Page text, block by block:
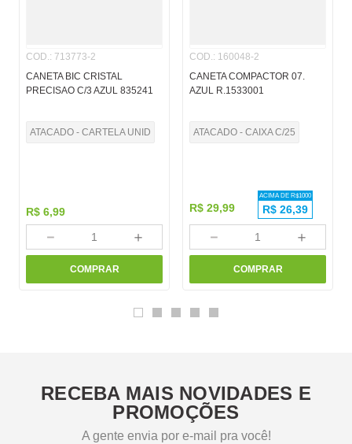
COD.: 713773-2
CANETA BIC CRISTAL
PRECISAO C/3 AZUL 835241
ATACADO - CARTELA UNID
R$ 6,99
＋
－
COMPRAR
COD.: 160048-2
CANETA COMPACTOR 07.
AZUL R.1533001
ATACADO - CAIXA C/25
R$ 29,99
ACIMA DE R$1000
R$ 26,39
＋
－
COMPRAR
RECEBA MAIS NOVIDADES E
PROMOÇÕES
A gente envia por e-mail pra você!